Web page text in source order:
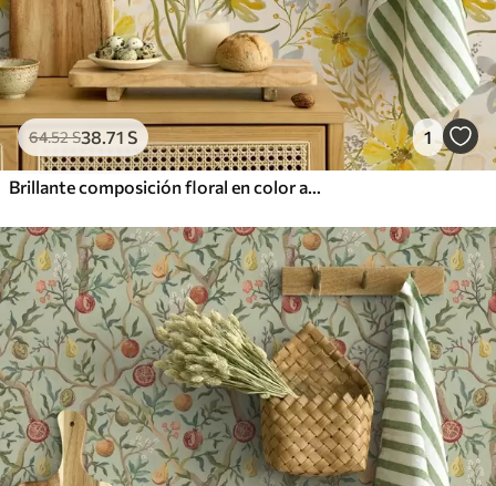
64.52S38.71 S 1
Brillante composición floral en color amarillo